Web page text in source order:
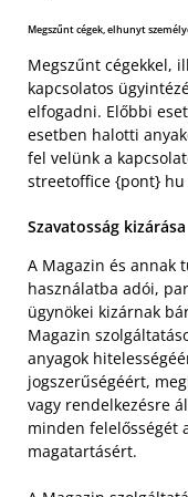
Megszűnt cégek, elhunyt
Megszűnt cégekkel,
kapcsolatos
elfogadni. Előbbi
esetben halotti
fel velünk a
streetoffice {pont} hu
Szavatosság kizárása
A Magazin és annak
használatba adói,
ügynökei kizárnak
Magazin
anyagok
jogszerűségéért,
vagy rendelkezésre
minden felelősségét
magatartásért.